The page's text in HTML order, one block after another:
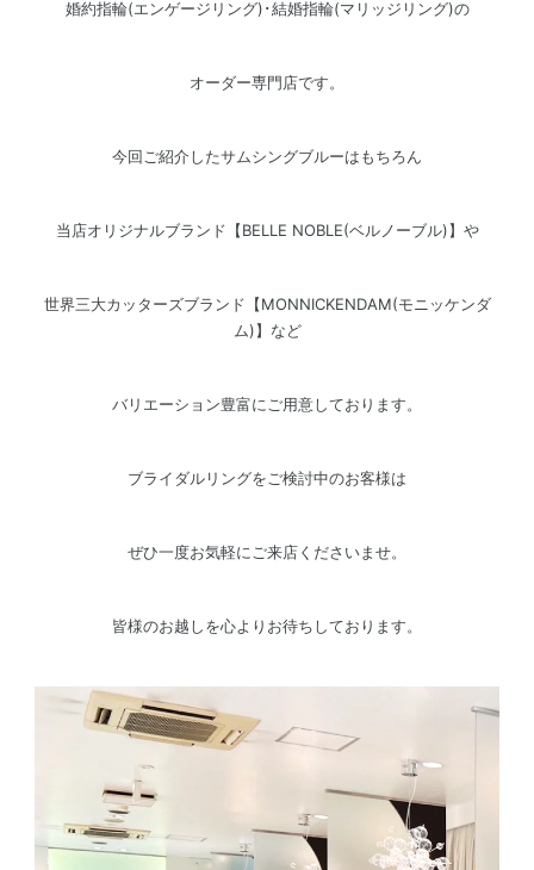
婚約指輪(エンゲージリング)･結婚指輪(マリッジリング)の
オーダー専門店です。
今回ご紹介したサムシングブルーはもちろん
当店オリジナルブランド【BELLE NOBLE(ベルノーブル)】や
世界三大カッターズブランド【MONNICKENDAM(モニッケンダ
ム)】など
バリエーション豊富にご用意しております。
ブライダルリングをご検討中のお客様は
ぜひ一度お気軽にご来店くださいませ。
皆様のお越しを心よりお待ちしております。